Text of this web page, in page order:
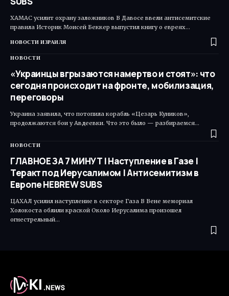
ХАМАС усилит охрану заложников В Давосе ввели антисемитские
правила Историк Моисей Беккер выпустил книгу о евреях…
НОВОСТИ ИЗРАИЛЯ
НОВОСТИ
«Украинцы вгрызаются намертво и стоят»: что
сегодня происходит на фронте, мобилизация,
переговоры
Украина заявила, что потопила корабль «Цезарь Куников»,
продолжаются бои у Авдеевки. Что это было — разбираемся…
НОВОСТИ
ГЛАВНОЕ ЗА 7 МИНУТ | Наступление в Газе |
Теракт под Иерусалимом | Антисемитизм в
Европе HEBREW SUBS
ЦАХАЛ усилил наступление в секторе Газа В Вене мемориал
Холокоста облили краской Около Иерусалима произошел
огнестрельный…